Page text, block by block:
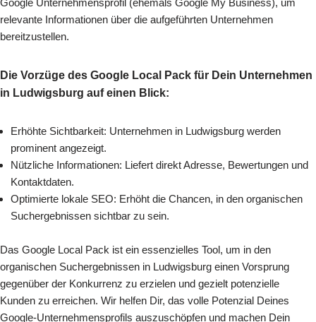
Google Unternehmensprofil (ehemals Google My Business), um
relevante Informationen über die aufgeführten Unternehmen
bereitzustellen.
Die Vorzüge des Google Local Pack für Dein Unternehmen
in Ludwigsburg auf einen Blick:
Erhöhte Sichtbarkeit: Unternehmen in Ludwigsburg werden
prominent angezeigt.
Nützliche Informationen: Liefert direkt Adresse, Bewertungen und
Kontaktdaten.
Optimierte lokale SEO: Erhöht die Chancen, in den organischen
Suchergebnissen sichtbar zu sein.
Das Google Local Pack ist ein essenzielles Tool, um in den
organischen Suchergebnissen in Ludwigsburg einen Vorsprung
gegenüber der Konkurrenz zu erzielen und gezielt potenzielle
Kunden zu erreichen. Wir helfen Dir, das volle Potenzial Deines
Google-Unternehmensprofils auszuschöpfen und machen Dein